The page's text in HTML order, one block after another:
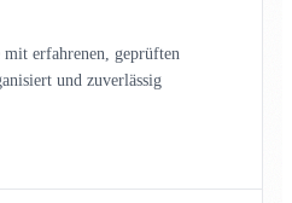
erfahrenen, geprüften
und zuverlässig